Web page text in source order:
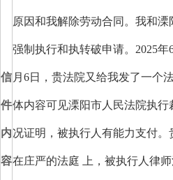
信
件
内
容
原因和我解除劳动合同。我和溧
强制执行和执转破申请。2025
月6日，贵法院又给我发了一个
体内容可见溧阳市人民法院执行
况证明，被执行人有能力支付
在庄严的法庭 上，被执行人律